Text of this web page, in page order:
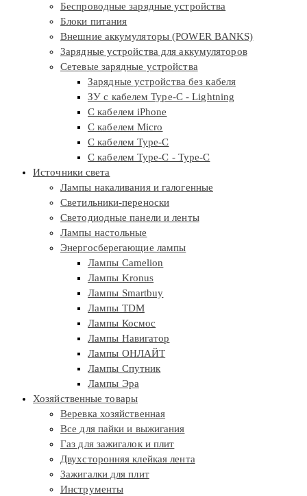
Беспроводные зарядные устройства
Блоки питания
Внешние аккумуляторы (POWER BANKS)
Зарядные устройства для аккумуляторов
Сетевые зарядные устройства
Зарядные устройства без кабеля
ЗУ с кабелем Type-C - Lightning
С кабелем iPhone
С кабелем Micro
С кабелем Type-C
С кабелем Type-C - Type-C
Источники света
Лампы накаливания и галогенные
Светильники-переноски
Светодиодные панели и ленты
Лампы настольные
Энергосберегающие лампы
Лампы Camelion
Лампы Kronus
Лампы Smartbuy
Лампы TDM
Лампы Космос
Лампы Навигатор
Лампы ОНЛАЙТ
Лампы Спутник
Лампы Эра
Хозяйственные товары
Веревка хозяйственная
Все для пайки и выжигания
Газ для зажигалок и плит
Двухсторонняя клейкая лента
Зажигалки для плит
Инструменты